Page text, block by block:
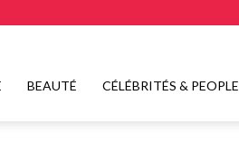
BEAUTÉ CÉLÉBRITÉS & PEOPLE